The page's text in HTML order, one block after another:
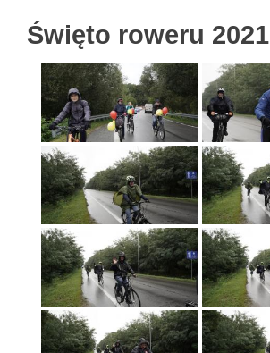
Święto roweru 2021